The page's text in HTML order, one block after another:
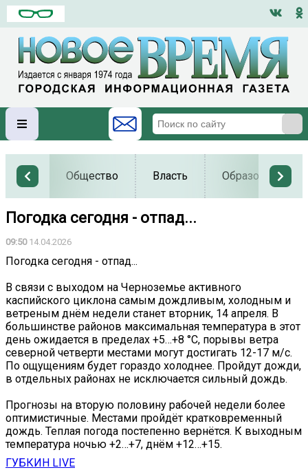
Общество Власть Образование
Погодка сегодня - отпад...
09:5014.04.2026
Погодка сегодня - отпад...
В связи с выходом на Черноземье активного
каспийского циклона самым дождливым, холодным и
ветреным днём недели станет вторник, 14 апреля. В
большинстве районов максимальная температура в этот
день ожидается в пределах +5…+8 °С, порывы ветра
северной четверти местами могут достигать 12-17 м/с.
По ощущениям будет гораздо холоднее. Пройдут дожди,
в отдельных районах не исключается сильный дождь.
Прогнозы на вторую половину рабочей недели более
оптимистичные. Местами пройдёт кратковременный
дождь. Теплая погода постепенно вернётся. К выходным
температура ночью +2…+7, днём +12…+15.
ГУБКИН LIVE